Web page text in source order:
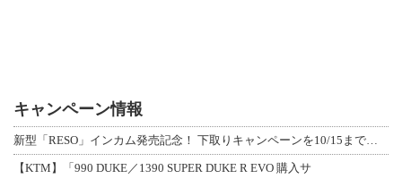
キャンペーン情報
新型「RESO」インカム発売記念！ 下取りキャンペーンを10/15まで延長して開
【KTM】「990 DUKE／1390 SUPER DUKE R EVO 購入サ